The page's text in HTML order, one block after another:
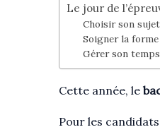
Le jour de
Choisir son
Soigner la
Gérer son
Cette année, le
Pour les